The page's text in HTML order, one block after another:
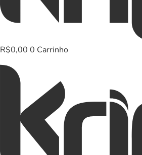
R$0,00 0 Carrinho